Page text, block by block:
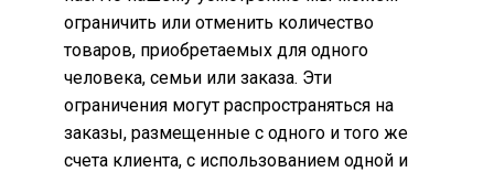
ограничить или отменить количество
товаров, приобретаемых для одного
человека, семьи или заказа. Эти
ограничения могут распространяться на
заказы, размещенные с одного и того же
счета клиента, с использованием одной и